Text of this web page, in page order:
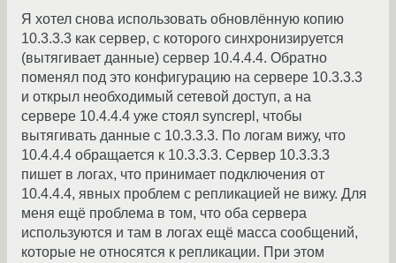
Я хотел снова использовать обновлённую копию
10.3.3.3 как сервер, с которого синхронизируется
(вытягивает данные) сервер 10.4.4.4. Обратно
поменял под это конфигурацию на сервере 10.3.3.3
и открыл необходимый сетевой доступ, а на
сервере 10.4.4.4 уже стоял syncrepl, чтобы
вытягивать данные с 10.3.3.3. По логам вижу, что
10.4.4.4 обращается к 10.3.3.3. Сервер 10.3.3.3
пишет в логах, что принимает подключения от
10.4.4.4, явных проблем с репликацией не вижу. Для
меня ещё проблема в том, что оба сервера
используются и там в логах ещё масса сообщений,
которые не относятся к репликации. При этом